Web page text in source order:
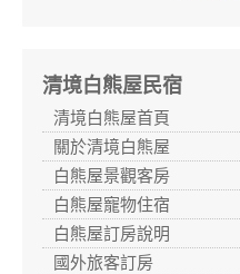
清境白熊屋民宿
清境白熊屋首頁
關於清境白熊屋
白熊屋景觀客房
白熊屋寵物住宿
白熊屋訂房說明
國外旅客訂房